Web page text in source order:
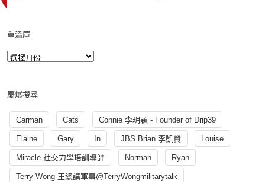
重溫庫
慶爆搜尋
Carman Cats Connie 李玥穎 - Founder of Drip39
Elaine Gary In JBS Brian 李凱賢 Louise
Miracle 社交力學培訓導師 Norman Ryan
Terry Wong 王總講軍事@TerryWongmilitarytalk